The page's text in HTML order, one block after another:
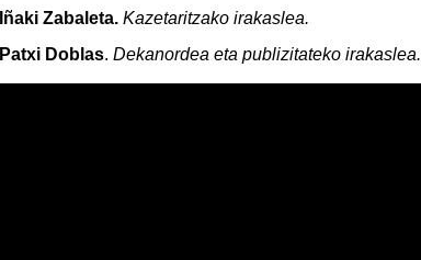
Iñaki Zabaleta. Kazetaritzako irakaslea.
Patxi Doblas. Dekanordea eta publizitateko irakaslea.